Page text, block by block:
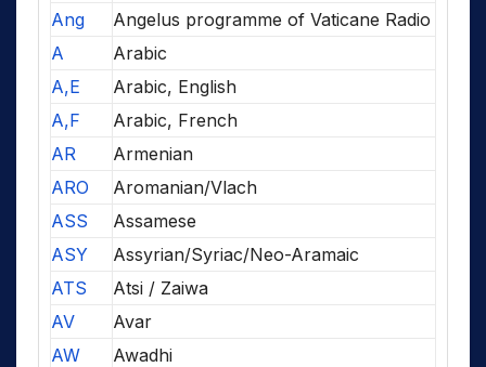
Ang
Angelus programme of Vaticane Radio
A
Arabic
A,E
Arabic, English
A,F
Arabic, French
AR
Armenian
ARO
Aromanian/Vlach
ASS
Assamese
ASY
Assyrian/Syriac/Neo-Aramaic
ATS
Atsi / Zaiwa
AV
Avar
AW
Awadhi